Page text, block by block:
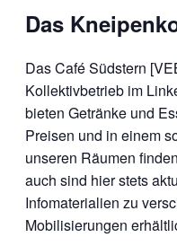
Das
Das Café Südstern
Kollektivbetrieb im
bieten Getränke und
Preisen und in einem
unseren Räumen
auch sind hier stets
Infomaterialien zu
Mobilisierungen